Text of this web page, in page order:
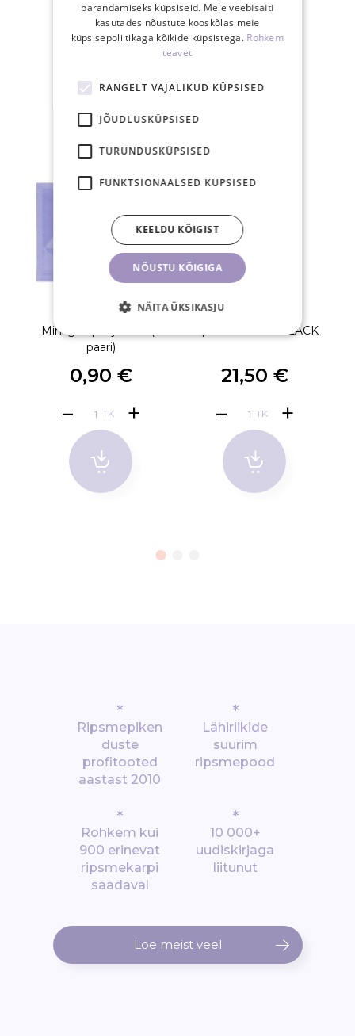
30-päevane
tagastusõigus
SEOTUD TOOTED
Mini geelpadjad 1tk (2
paari)
0,90 €
TK
Ripsmeliim JET BLACK
21,50 €
TK
*
Ripsmepiken
duste
profitooted
aastast 2010
*
Lähiriikide
suurim
ripsmepood
*
Rohkem kui
900 erinevat
ripsmekarpi
saadaval
*
10 000+
uudiskirjaga
liitunut
Loe meist veel
parandamiseks küpsiseid. Meie veebisaiti
kasutades nõustute kooskõlas meie
küpsisepoliitikaga kõikide küpsistega. Rohkem
teavet
RANGELT VAJALIKUD KÜPSISED
JÕUDLUSKÜPSISED
TURUNDUSKÜPSISED
FUNKTSIONAALSED KÜPSISED
NÕUSTU KÕIGIGA
KEELDU KÕIGIST
NÄITA ÜKSIKASJU